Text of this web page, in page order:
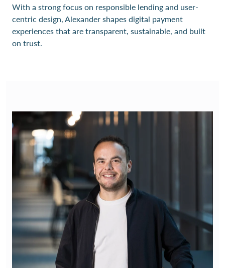
With a strong focus on responsible lending and user-
centric design, Alexander shapes digital payment
experiences that are transparent, sustainable, and built
on trust.